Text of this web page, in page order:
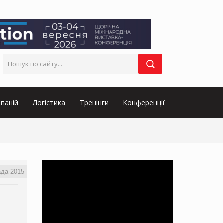
Логістика Тренінги Конференції
2015